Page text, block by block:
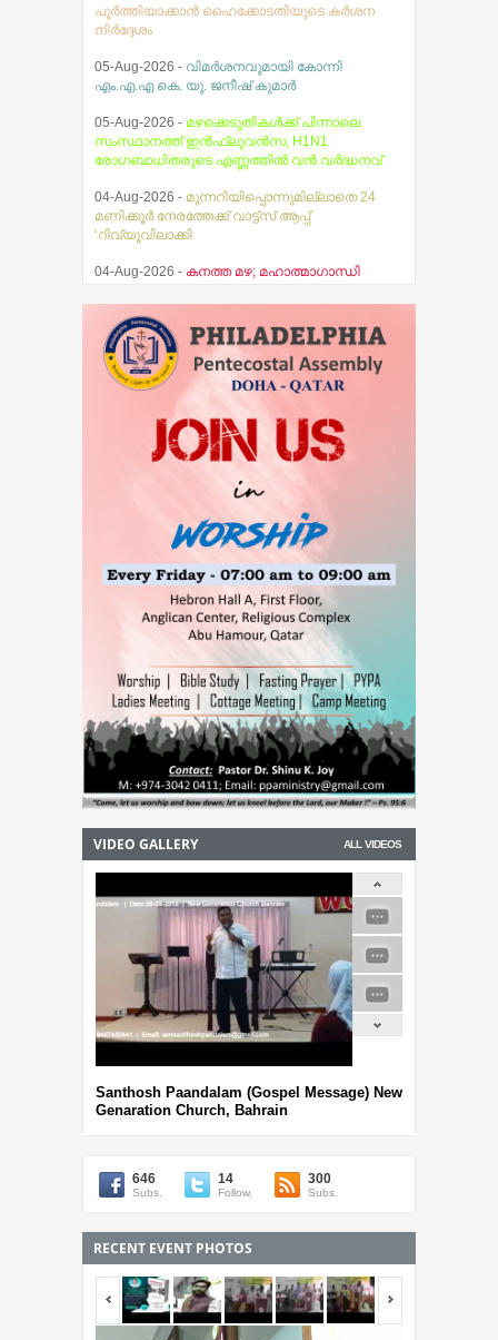
പൂര്‍ത്തിയാക്കാന്‍ ഹൈക്കോടതിയുടെ കര്‍ശന
നിര്‍ദ്ദേശം
05-Aug-2026 - വിമർശനവുമായി കോന്നി
എം.എ.എ കെ. യു. ജനീഷ് കുമാർ
05-Aug-2026 - മഴക്കെടുതികൾക്ക് പിന്നാലെ
സംസ്ഥാനത്ത് ഇൻഫ്ലുവൻസ, H1N1
രോഗബാധിതരുടെ എണ്ണത്തിൽ വൻ വർദ്ധനവ്
04-Aug-2026 - മുന്നറിയിപ്പൊന്നുമില്ലാതെ 24
മണിക്കൂർ നേരത്തേക്ക് വാട്ട്സ് ആപ്പ്
‘റിവ്യൂവിലാക്കി
04-Aug-2026 - കനത്ത മഴ; മഹാത്മാഗാന്ധി
03-Aug-2026 -
സ്ഥിതിഗതികൾ
നിയന്ത്രണവിധേയം എന്ന് മുഖ്യമന്ത്രി വി.ഡി.
സതീശൻ
പ്രകാശനം ചെയ്തു
07-Aug-2026 -ആകാശത്ത് വെച്ച് വിമാനത്തിന്റെ
ALL VIDEOS
VIDEO GALLERY
Santhosh Paandalam (Gospel Message) New
Genaration Church, Bahrain
646
Subs.
14
Follow.
300
Subs.
RECENT EVENT PHOTOS
<span></span>